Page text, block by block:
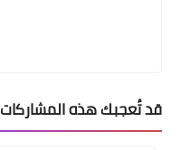
قد تُعجبك هذه المشاركات